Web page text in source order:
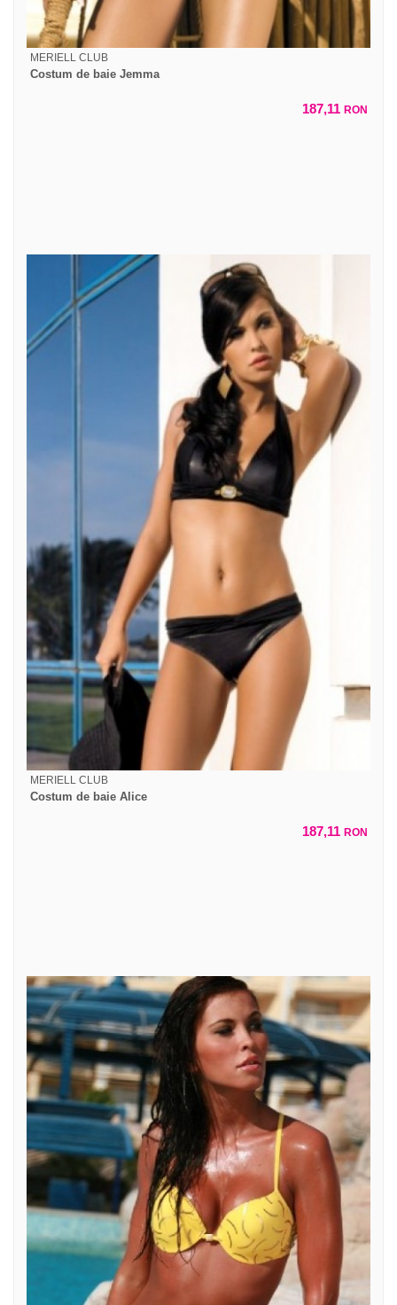
MERIELL CLUB
Costum de baie Jemma
187,11 RON
MERIELL CLUB
Costum de baie Alice
187,11 RON